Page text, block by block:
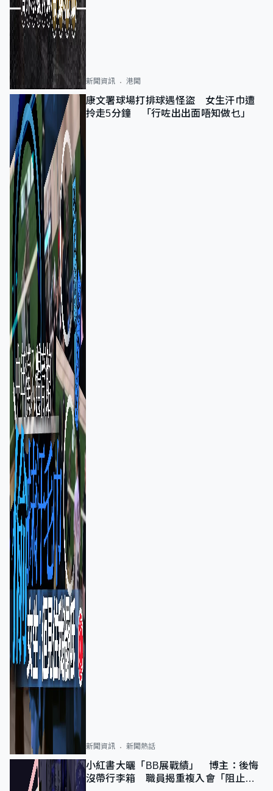
新聞資訊 港聞
康文署球場打排球遇怪盜 女生汗巾遭
拎走5分鐘 「行咗出出面唔知做乜」
新聞資訊 新聞熱話
小紅書大曬「BB展戰績」 博主：後悔
沒帶行李箱 職員揭重複入會「阻止唔